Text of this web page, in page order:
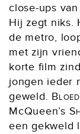
close-ups
Hij zegt niks.
de metro,
met zijn
korte film
jongen ieder
geweld.
McQueen’s
een gekweld